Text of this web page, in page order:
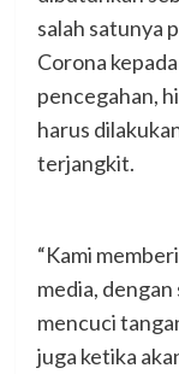
salah satunya
Corona
pencegahan,
harus
terjangkit.
“Kami
media,
mencuci
juga ketika